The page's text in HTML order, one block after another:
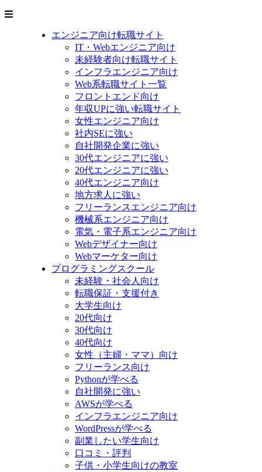
エンジニア向け転職サイト
IT・Webエンジニア向け
未経験者向け転職サイト
インフラエンジニア向け
Web系転職サイト一覧
フロントエンド向け
年収UPに強い転職サイト
女性エンジニア向け
社内SEに強い
自社開発企業に強い
30代エンジニアに強い
20代エンジニアに強い
40代エンジニア向け
地方求人に強い
フリーランスエンジニア向け
機械系エンジニア向け
電気・電子系エンジニア向け
Webデザイナー向け
Webマーケター向け
プログラミングスクール
未経験・社会人向け
転職保証・支援付き
大学生向け
20代向け
30代向け
40代向け
女性（主婦・ママ）向け
フリーランス向け
Pythonが学べる
自社開発に強い
AWSが学べる
インフラエンジニア向け
WordPressが学べる
副業したい学生向け
口コミ・評判
子供・小学生向けの教室